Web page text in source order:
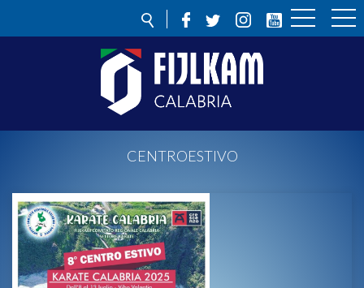
CENTROESTIVO